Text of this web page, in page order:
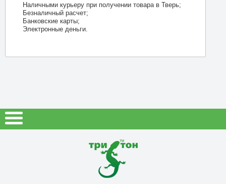
Наличными курьеру при получении товара в Тверь;
Безналичный расчет;
Банковские карты;
Электронные деньги.